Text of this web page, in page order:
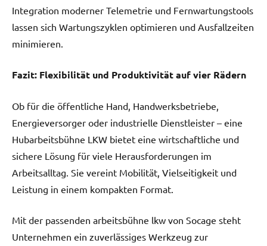
Integration moderner Telemetrie und Fernwartungstools
lassen sich Wartungszyklen optimieren und Ausfallzeiten
minimieren.
Fazit: Flexibilität und Produktivität auf vier Rädern
Ob für die öffentliche Hand, Handwerksbetriebe,
Energieversorger oder industrielle Dienstleister – eine
Hubarbeitsbühne LKW bietet eine wirtschaftliche und
sichere Lösung für viele Herausforderungen im
Arbeitsalltag. Sie vereint Mobilität, Vielseitigkeit und
Leistung in einem kompakten Format.
Mit der passenden arbeitsbühne lkw von Socage steht
Unternehmen ein zuverlässiges Werkzeug zur